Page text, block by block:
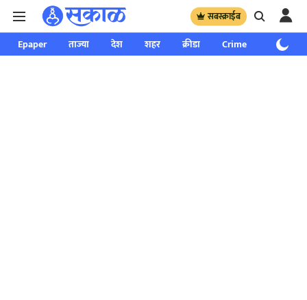
सबस्क्राईब
Epaper ताज्या देश शहर क्रीडा Crime साप्ताहिक